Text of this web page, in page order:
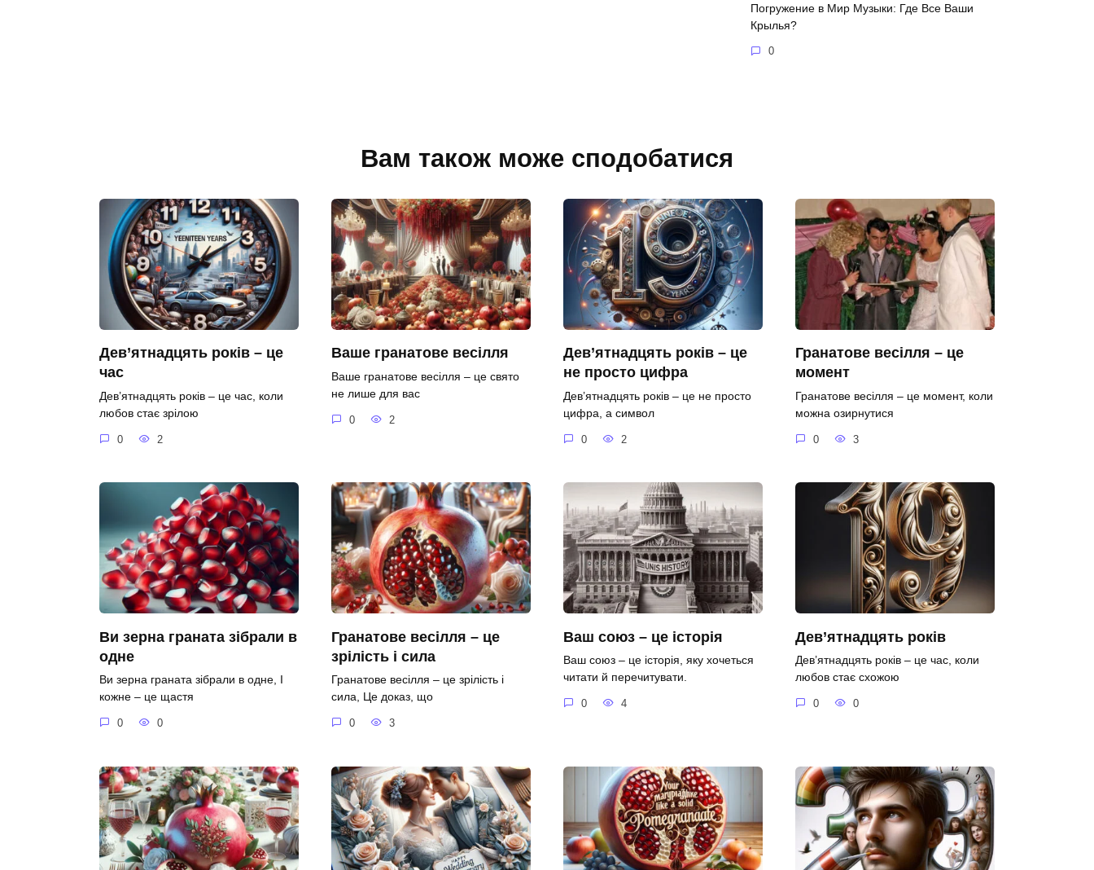
Погружение в Мир Музыки: Где Все Ваши
Крылья?
0
Вам також може сподобатися
Дев’ятнадцять років – це
час
Дев’ятнадцять років – це час, коли
любов стає зрілою
0 2
Ваше гранатове весілля
Ваше гранатове весілля – це свято
не лише для вас
0 2
Дев’ятнадцять років – це
не просто цифра
Дев’ятнадцять років – це не просто
цифра, а символ
0 2
Гранатове весілля – це
момент
Гранатове весілля – це момент, коли
можна озирнутися
0 3
Ви зерна граната зібрали в
одне
Ви зерна граната зібрали в одне, І
кожне – це щастя
0 0
Гранатове весілля – це
зрілість і сила
Гранатове весілля – це зрілість і
сила, Це доказ, що
0 3
Ваш союз – це історія
Ваш союз – це історія, яку хочеться
читати й перечитувати.
0 4
Дев’ятнадцять років
Дев’ятнадцять років – це час, коли
любов стає схожою
0 0